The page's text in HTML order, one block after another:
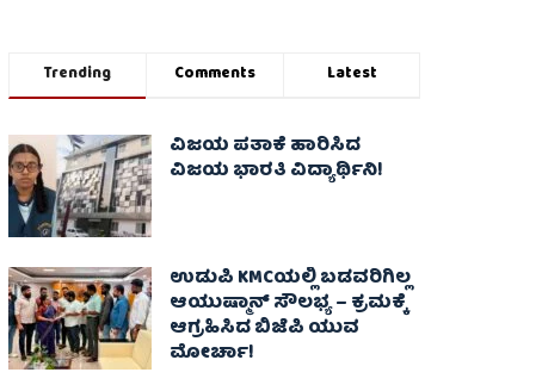
Trending Comments Latest
ವಿಜಯ ಪತಾಕೆ ಹಾರಿಸಿದ
ವಿಜಯ ಭಾರತಿ ವಿದ್ಯಾರ್ಥಿನಿ!
ಉಡುಪಿ KMCಯಲ್ಲಿ ಬಡವರಿಗಿಲ್ಲ
ಆಯುಷ್ಮಾನ್ ಸೌಲಭ್ಯ – ಕ್ರಮಕ್ಕೆ
ಆಗ್ರಹಿಸಿದ ಬಿಜೆಪಿ ಯುವ
ಮೋರ್ಚಾ!